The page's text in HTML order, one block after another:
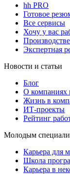
hh PRO
Готовое
Все сервисы
Хочу у вас
Экспертная
Новости и статьи
Блог
О компаниях
Жизнь в
ИТ-проекты
Рейтинг
Молодым
Карьера для
Школа
Карьера в